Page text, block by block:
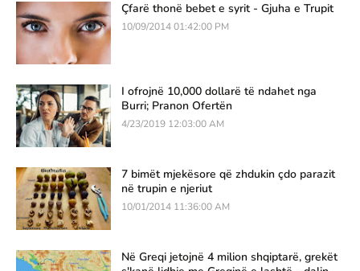
Çfarë thonë bebet e syrit - Gjuha e Trupit
10/09/2014 01:42:00 PM
I ofrojnë 10,000 dollarë të ndahet nga
Burri; Pranon Ofertën
4/23/2019 12:03:00 AM
7 bimët mjekësore që zhdukin çdo parazit
në trupin e njeriut
10/01/2014 11:36:00 AM
Në Greqi jetojnë 4 milion shqiptarë, grekët